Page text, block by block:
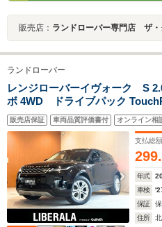
販売店： ランドローバー専門店 ザ・
ランドローバー
レンジローバーイヴォーク S
ボ 4WD ドライブパック
メートコンビニエンスパック イ
ーディスプレイ キーレスエント
カメラ 本革シート シートヒータ
販売店保証 車両品質評価書付 オンライン相
支払総額
299.
年式
車検
保証
住所